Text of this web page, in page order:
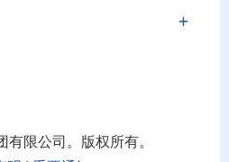
有限公司。版权所有。